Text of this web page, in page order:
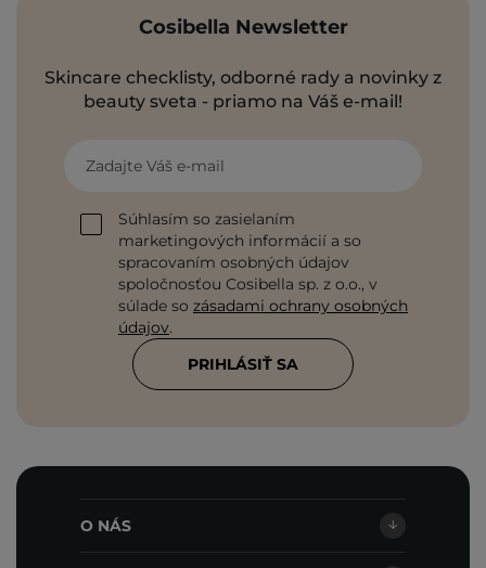
Cosibella Newsletter
Skincare checklisty, odborné rady a novinky z
beauty sveta - priamo na Váš e-mail!
Zadajte Váš e-mail
Súhlasím so zasielaním
marketingových informácií a so
spracovaním osobných údajov
spoločnosťou Cosibella sp. z o.o., v
súlade so zásadami ochrany osobných
údajov.
PRIHLÁSIŤ SA
O NÁS